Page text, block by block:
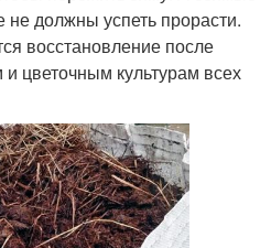
не должны успеть прорасти.
восстановление после
цветочным культурам всех